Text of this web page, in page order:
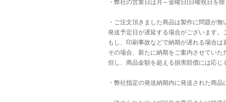
・弊社の営業日は月～金曜日(日曜祝日を
・ご注文頂きました商品は製作に問題が
発送予定日が遅延する場合がございます
もし、印刷事故などで納期が遅れる場合
その場合、新たに納期をご案内させてい
但し、商品金額を超える損害賠償には応
・弊社指定の発送納期内に発送された商